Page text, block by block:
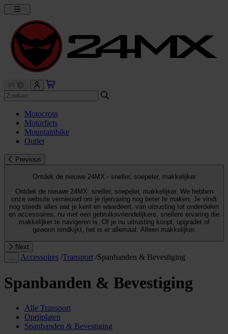
Motocross
Motorfiets
Mountainbike
Outlet
Previous
Ontdek de nieuwe 24MX - sneller, soepeler, makkelijker
Ontdek de nieuwe 24MX: sneller, soepeler, makkelijker. We hebben
onze website vernieuwd om je rijervaring nog beter te maken. Je vindt
nog steeds alles wat je kent en waardeert, van uitrusting tot onderdelen
en accessoires, nu met een gebruiksvriendelijkere, snellere ervaring die
makkelijker te navigeren is. Of je nu uitrusting koopt, upgradet of
gewoon rondkijkt, het is er allemaal. Alleen makkelijker.
Next
Accessoires /Transport /Spanbanden & Bevestiging
Spanbanden & Bevestiging
Alle Transport
Oprijplaten
Spanbanden & Bevestiging